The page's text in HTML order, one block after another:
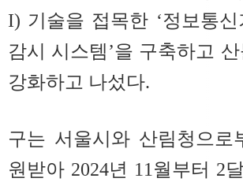
I) 기술을 접목한 ‘정보통
감시 시스템’을 구축하고
강화하고 나섰다.
구는 서울시와 산림청으로
원받아 2024년 11월부터 2